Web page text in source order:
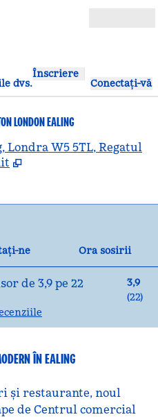
dvs.
Înscriere
Conectați-vă
LONDON EALING
Londra W5 5TL, Regatul
ne
Ora sosirii
3,9
(22)
ÎN EALING
și restaurante, noul
de Centrul comercial